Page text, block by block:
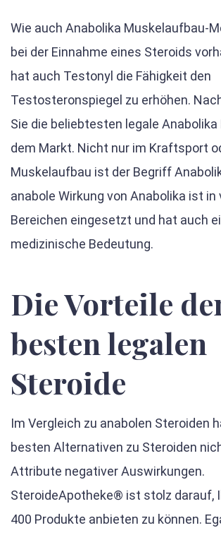
Wie auch Anabolika Muskelaufbau-
bei der Einnahme eines Steroids
hat auch Testonyl die Fähigkeit den
Testosteronspiegel zu erhöhen.
Sie die beliebtesten legale
dem Markt. Nicht nur im Kraftsport
Muskelaufbau ist der Begriff
anabole Wirkung von Anabolika ist in
Bereichen eingesetzt und hat auch
medizinische Bedeutung.
Die Vorteile
besten legalen
Steroide
Im Vergleich zu anabolen Steroiden
besten Alternativen zu Steroiden
Attribute negativer Auswirkungen.
SteroideApotheke® ist stolz darauf,
400 Produkte anbieten zu können.